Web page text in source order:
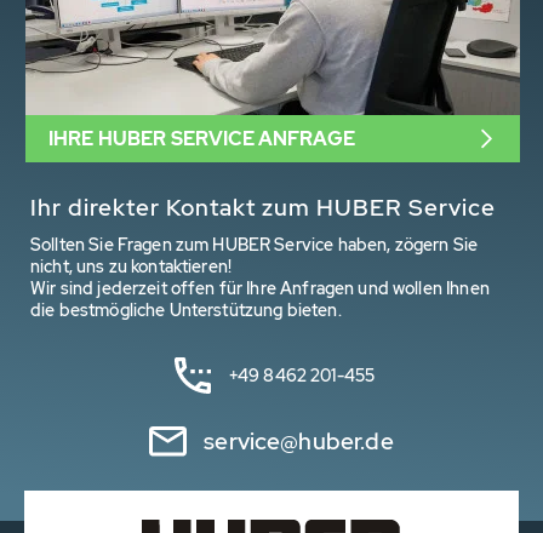
Ihr direkter Kontakt zum HUBER Service
Sollten Sie Fragen zum HUBER Service haben, zögern Sie
nicht, uns zu kontaktieren!
Wir sind jederzeit offen für Ihre Anfragen und wollen Ihnen
die bestmögliche Unterstützung bieten.
+49 8462 201-455
service@huber.de
IHRE HUBER SERVICE ANFRAGE